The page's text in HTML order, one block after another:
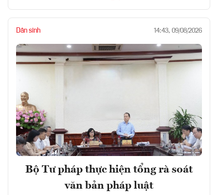
Dân sinh 14:43, 09/08/2026
Bộ Tư pháp thực hiện tổng rà soát
văn bản pháp luật